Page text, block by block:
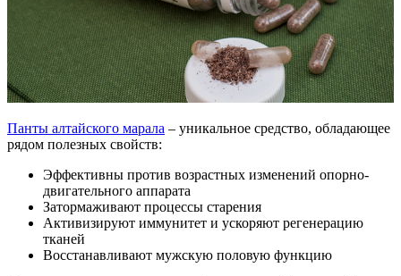
Панты алтайского марала – уникальное средство, обладающее
рядом полезных свойств:
Эффективны против возрастных изменений опорно-
двигательного аппарата
Затормаживают процессы старения
Активизируют иммунитет и ускоряют регенерацию
тканей
Восстанавливают мужскую половую функцию